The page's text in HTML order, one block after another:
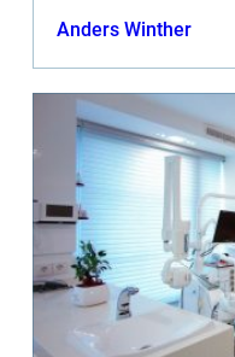
Anders Winther